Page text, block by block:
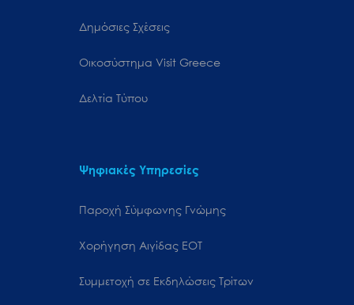
Δημόσιες Σχέσεις
Oικοσύστημα Visit Greece
Δελτία Τύπου
Ψηφιακές Υπηρεσίες
Παροχή Σύμφωνης Γνώμης
Χορήγηση Αιγίδας ΕΟΤ
Συμμετοχή σε Εκδηλώσεις Τρίτων